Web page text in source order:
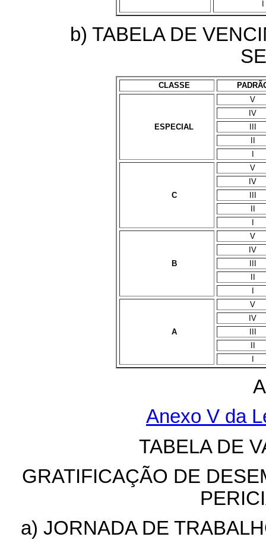
b) TABELA DE
CLASSE
ESPECIAL
V
IV
III
II
I
C
V
IV
III
II
I
B
V
IV
III
II
I
A
V
IV
III
II
I
Anexo V da
TABELA DE
GRATIFICAÇÃO DE
a) JORNADA DE